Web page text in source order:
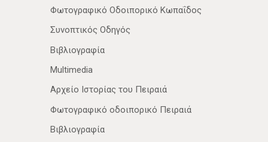
Φωτογραφικό Οδοιπορικό Κωπαΐδος
Συνοπτικός Οδηγός
Βιβλιογραφία
Multimedia
Αρχείο Ιστορίας του Πειραιά
Φωτογραφικό οδοιπορικό Πειραιά
Βιβλιογραφία